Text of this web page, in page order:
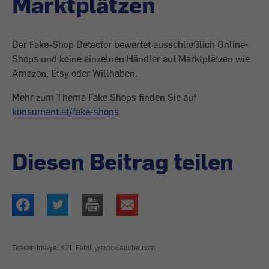
Der Fake-Shop Detector bewertet ausschließlich Online-
Shops und keine einzelnen Händler auf Marktplätzen wie
Amazon, Etsy oder Willhaben.
Mehr zum Thema Fake Shops finden Sie auf
konsument.at/fake-shops
Diesen Beitrag teilen
Teaser-Image: K2L Family/stock.adobe.com